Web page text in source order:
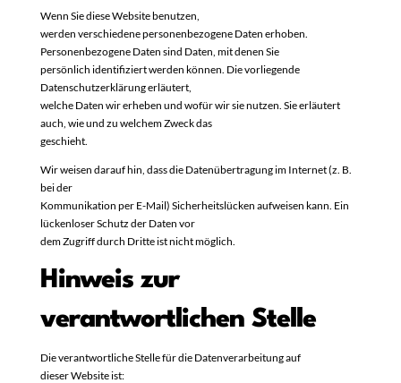
Wenn Sie diese Website benutzen,
werden verschiedene personenbezogene Daten erhoben.
Personenbezogene Daten sind Daten, mit denen Sie
persönlich identifiziert werden können. Die vorliegende
Datenschutzerklärung erläutert,
welche Daten wir erheben und wofür wir sie nutzen. Sie erläutert
auch, wie und zu welchem Zweck das
geschieht.
Wir weisen darauf hin, dass die Datenübertragung im Internet (z. B.
bei der
Kommunikation per E-Mail) Sicherheitslücken aufweisen kann. Ein
lückenloser Schutz der Daten vor
dem Zugriff durch Dritte ist nicht möglich.
Hinweis zur
verantwortlichen Stelle
Die verantwortliche Stelle für die Datenverarbeitung auf
dieser Website ist: